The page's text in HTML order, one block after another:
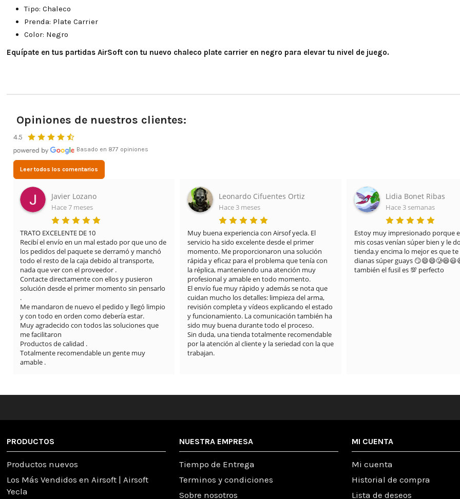
Tipo: Chaleco
Prenda: Plate Carrier
Color: Negro
Equípate en tus partidas AirSoft con tu nuevo chaleco plate carrier en negro para elevar tu nivel de juego.
Opiniones de nuestros clientes:
4.5
Basado en 877 opiniones
Leer todos los comentarios
Javier Lozano
Hace 7 meses
TRATO EXCELENTE DE 10
Recibí el envío en un mal estado por que uno de
los pedidos del paquete se derramó y manchó
todo el resto de la caja debido al transporte,
nada que ver con el proveedor .
Contacte directamente con ellos y pusieron
solución desde el primer momento sin pensarlo
.
Me mandaron de nuevo el pedido y llegó limpio
y con todo en orden como debería estar.
Muy agradecido con todos las soluciones que
me facilitaron
Productos de calidad .
Totalmente recomendable un gente muy
amable .
Leonardo Cifuentes Ortiz
Hace 3 meses
Muy buena experiencia con Airsof yecla. El
servicio ha sido excelente desde el primer
momento. Me proporcionaron una solución
rápida y eficaz para el problema que tenía con
la réplica, manteniendo una atención muy
profesional y amable en todo momento.
El envío fue muy rápido y además se nota que
cuidan mucho los detalles: limpieza del arma,
revisión completa y vídeos explicando el estado
y funcionamiento. La comunicación también ha
sido muy buena durante todo el proceso.
Sin duda, una tienda totalmente recomendable
por la atención al cliente y la seriedad con la que
trabajan.
Lidia Bonet Ribas
Hace 3 semanas
Estoy muy impresionado porque
mis cosas venían súper bien y le
tienda.y encima lo mejor es que te
dianas súper guays
también el fusil es 💯 perfecto
PRODUCTOS
Productos nuevos
Los Más Vendidos en Airsoft | Airsoft
Yecla
NUESTRA EMPRESA
Tiempo de Entrega
Terminos y condiciones
Sobre nosotros
MI CUENTA
Mi cuenta
Historial de compra
Lista de deseos